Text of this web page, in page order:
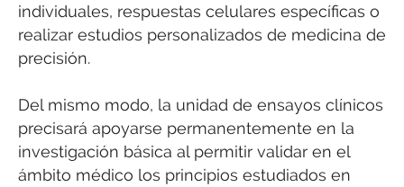
individuales, respuestas celulares específicas o
realizar estudios personalizados de medicina de
precisión.
Del mismo modo, la unidad de ensayos clínicos
precisará apoyarse permanentemente en la
investigación básica al permitir validar en el
ámbito médico los principios estudiados en